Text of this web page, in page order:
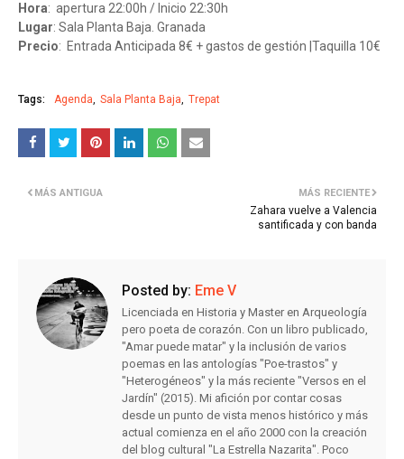
Hora: apertura 22:00h / Inicio 22:30h
Lugar: Sala Planta Baja. Granada
Precio: Entrada Anticipada 8€ + gastos de gestión |Taquilla 10€
Tags: Agenda Sala Planta Baja Trepat
MÁS RECIENTE
Zahara vuelve a Valencia
santificada y con banda
MÁS ANTIGUA
Posted by: Eme V
Licenciada en Historia y Master en Arqueología
pero poeta de corazón. Con un libro publicado,
"Amar puede matar" y la inclusión de varios
poemas en las antologías "Poe-trastos" y
"Heterogéneos" y la más reciente "Versos en el
Jardín" (2015). Mi afición por contar cosas
desde un punto de vista menos histórico y más
actual comienza en el año 2000 con la creación
del blog cultural "La Estrella Nazarita". Poco